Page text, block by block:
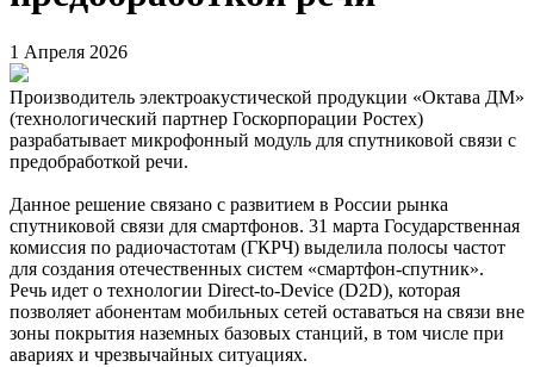
1 Апреля 2026
Производитель электроакустической продукции «Октава ДМ»
(технологический партнер Госкорпорации Ростех)
разрабатывает микрофонный модуль для спутниковой связи с
предобработкой речи.
Данное решение связано с развитием в России рынка
спутниковой связи для смартфонов. 31 марта Государственная
комиссия по радиочастотам (ГКРЧ) выделила полосы частот
для создания отечественных систем «смартфон-спутник».
Речь идет о технологии Direct-to-Device (D2D), которая
позволяет абонентам мобильных сетей оставаться на связи вне
зоны покрытия наземных базовых станций, в том числе при
авариях и чрезвычайных ситуациях.